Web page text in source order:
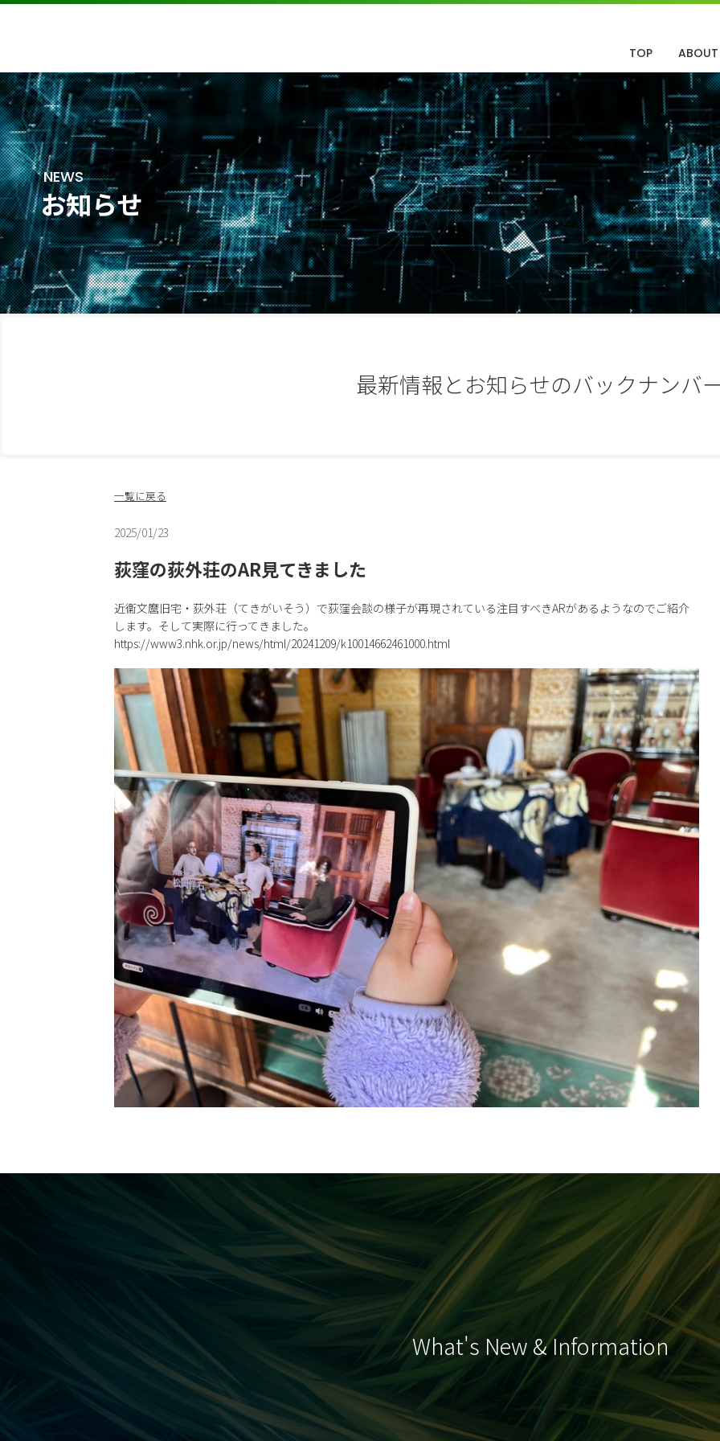
TOP ABOUT
NEWS
お知らせ
最新情報とお知らせのバックナンバ
一覧に戻る
2025/01/23
荻窪の荻外荘のAR見てきました
近衞文麿旧宅・荻外荘（てきがいそう）で荻窪会談の様子が再現されている注目すべきARがあるようなのでご紹介
します。そして実際に行ってきました。
https://www3.nhk.or.jp/news/html/20241209/k10014662461000.html
What's New & Information